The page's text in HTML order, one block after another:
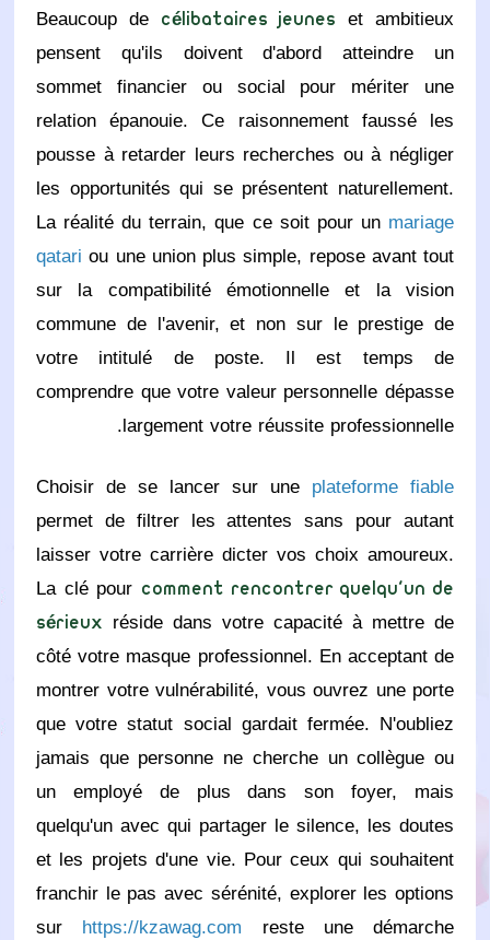
Beaucoup de
célibataires jeunes
et ambitieux
pensent qu'ils doivent d'abord atteindre un
sommet financier ou social pour mériter une
relation épanouie. Ce raisonnement faussé les
pousse à retarder leurs recherches ou à négliger
les opportunités qui se présentent naturellement.
La réalité du terrain, que ce soit pour un mariage
qatari ou une union plus simple, repose avant tout
sur la compatibilité émotionnelle et la vision
commune de l'avenir, et non sur le prestige de
votre intitulé de poste. Il est temps de
comprendre que votre valeur personnelle dépasse
largement votre réussite professionnelle.
Choisir de se lancer sur une plateforme fiable
permet de filtrer les attentes sans pour autant
laisser votre carrière dicter vos choix amoureux.
La clé pour comment rencontrer quelqu'un de
sérieux
réside dans votre capacité à mettre de
côté votre masque professionnel. En acceptant de
montrer votre vulnérabilité, vous ouvrez une porte
que votre statut social gardait fermée. N'oubliez
jamais que personne ne cherche un collègue ou
un employé de plus dans son foyer, mais
quelqu'un avec qui partager le silence, les doutes
et les projets d'une vie. Pour ceux qui souhaitent
franchir le pas avec sérénité, explorer les options
sur https://kzawag.com reste une démarche